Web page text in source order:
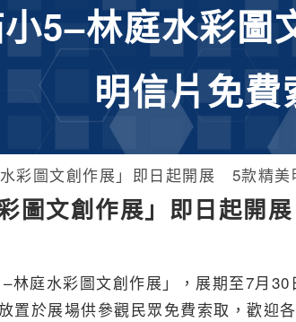
5–林庭水彩
明信片免費
彩圖文創作展」即日起開展 5款精美
圖文創作展」即日起開
庭水彩圖文創作展」，展期至7月30
於展場供參觀民眾免費索取，歡迎